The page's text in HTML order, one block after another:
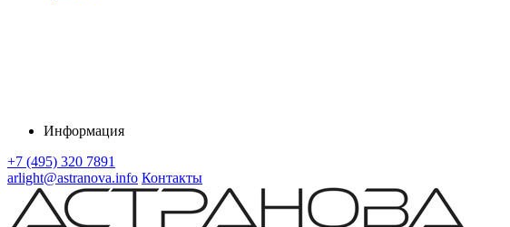
Информация
+7 (495) 320 7891
arlight@astranova.info Контакты